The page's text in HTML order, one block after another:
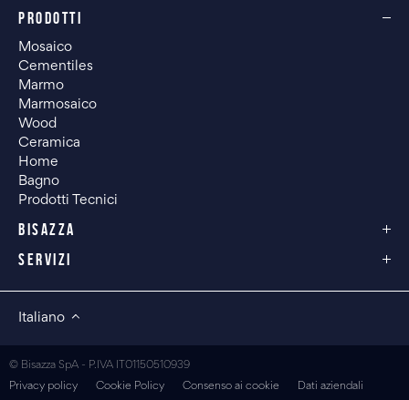
PRODOTTI
Mosaico
Cementiles
Marmo
Marmosaico
Wood
Ceramica
Home
Bagno
Prodotti Tecnici
BISAZZA
SERVIZI
Italiano
© Bisazza SpA - P.IVA IT01150510939
Privacy policy Cookie Policy Consenso ai cookie Dati aziendali